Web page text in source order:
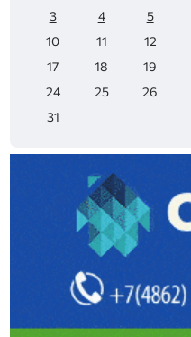
3
4 5
10
11 12
17
18 19
24
25 26
31